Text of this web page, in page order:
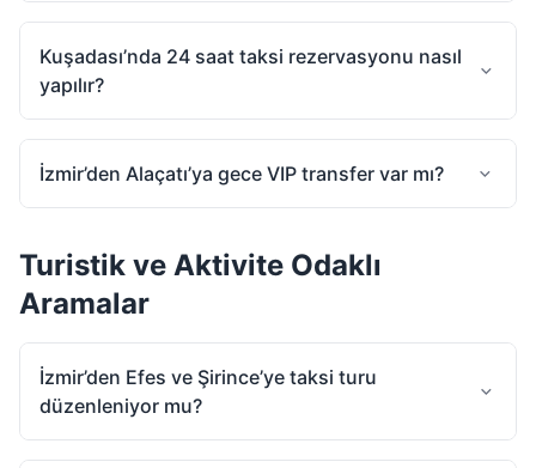
Kuşadası’nda 24 saat taksi rezervasyonu nasıl
yapılır?
İzmir’den Alaçatı’ya gece VIP transfer var mı?
Turistik ve Aktivite Odaklı
Aramalar
İzmir’den Efes ve Şirince’ye taksi turu
düzenleniyor mu?